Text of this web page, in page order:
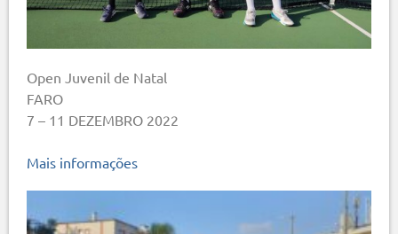
Open Juvenil de Natal
FARO
7 – 11 DEZEMBRO 2022
Mais informações